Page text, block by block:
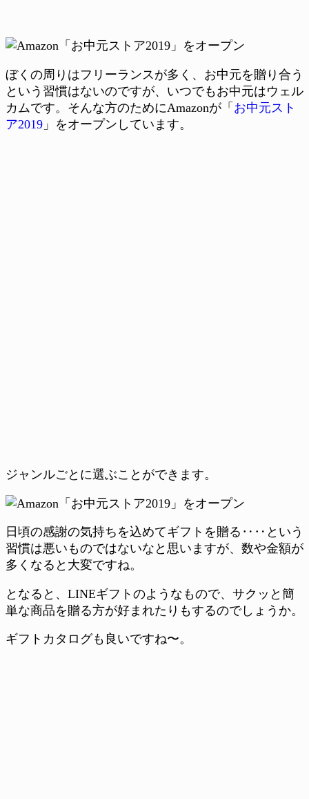
ぼくの周りはフリーランスが多く、お中元を贈り合う
という習慣はないのですが、いつでもお中元はウェル
カムです。そんな方のためにAmazonが「 お中元スト
ア2019 」をオープンしています。
ジャンルごとに選ぶことができます。
日頃の感謝の気持ちを込めてギフトを贈る‥‥という
習慣は悪いものではないなと思いますが、数や金額が
多くなると大変ですね。
となると、LINEギフトのようなもので、サクッと簡
単な商品を贈る方が好まれたりもするのでしょうか。
ギフトカタログも良いですね〜。